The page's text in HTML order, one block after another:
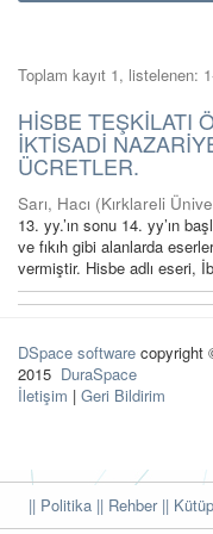
Toplam kayıt 1, listelenen:
HİSBE TEŞKİLATI
İKTİSADİ
ÜCRETLER.
Sarı, Hacı (Kırklareli
13. yy.’ın sonu 14. yy’ın
ve fıkıh gibi alanlarda
vermiştir. Hisbe adlı eseri,
DSpace software copyright
2015 DuraSpace
İletişim | Geri Bildirim
|| Politika || Rehber||